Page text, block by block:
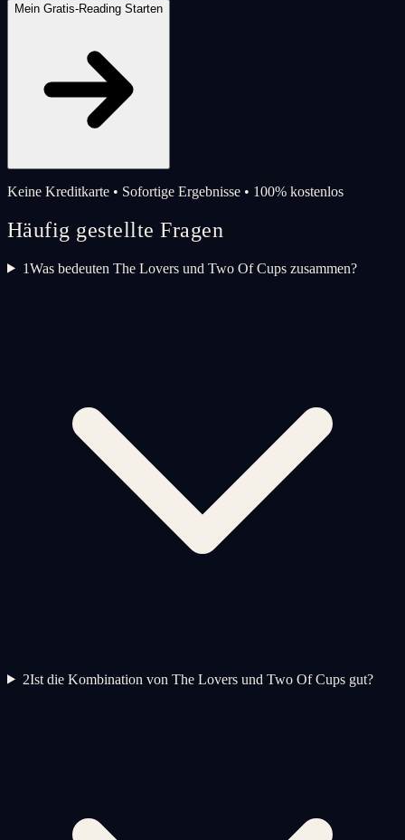
Mein Gratis-Reading Starten
Keine Kreditkarte • Sofortige Ergebnisse • 100% kostenlos
Häufig gestellte Fragen
1Was bedeuten The Lovers und Two Of Cups zusammen?
2Ist die Kombination von The Lovers und Two Of Cups gut?